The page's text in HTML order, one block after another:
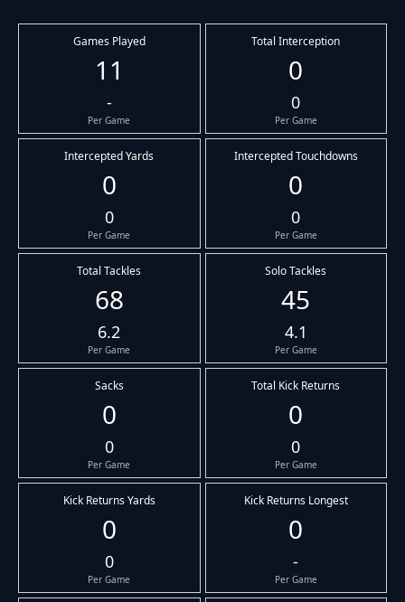
Games Played
11
-
Per Game
Total Interception
0
0
Per Game
Intercepted Yards
0
0
Per Game
Intercepted Touchdowns
0
0
Per Game
Total Tackles
68
6.2
Per Game
Solo Tackles
45
4.1
Per Game
Sacks
0
0
Per Game
Total Kick Returns
0
0
Per Game
Kick Returns Yards
0
0
Per Game
Kick Returns Longest
0
-
Per Game